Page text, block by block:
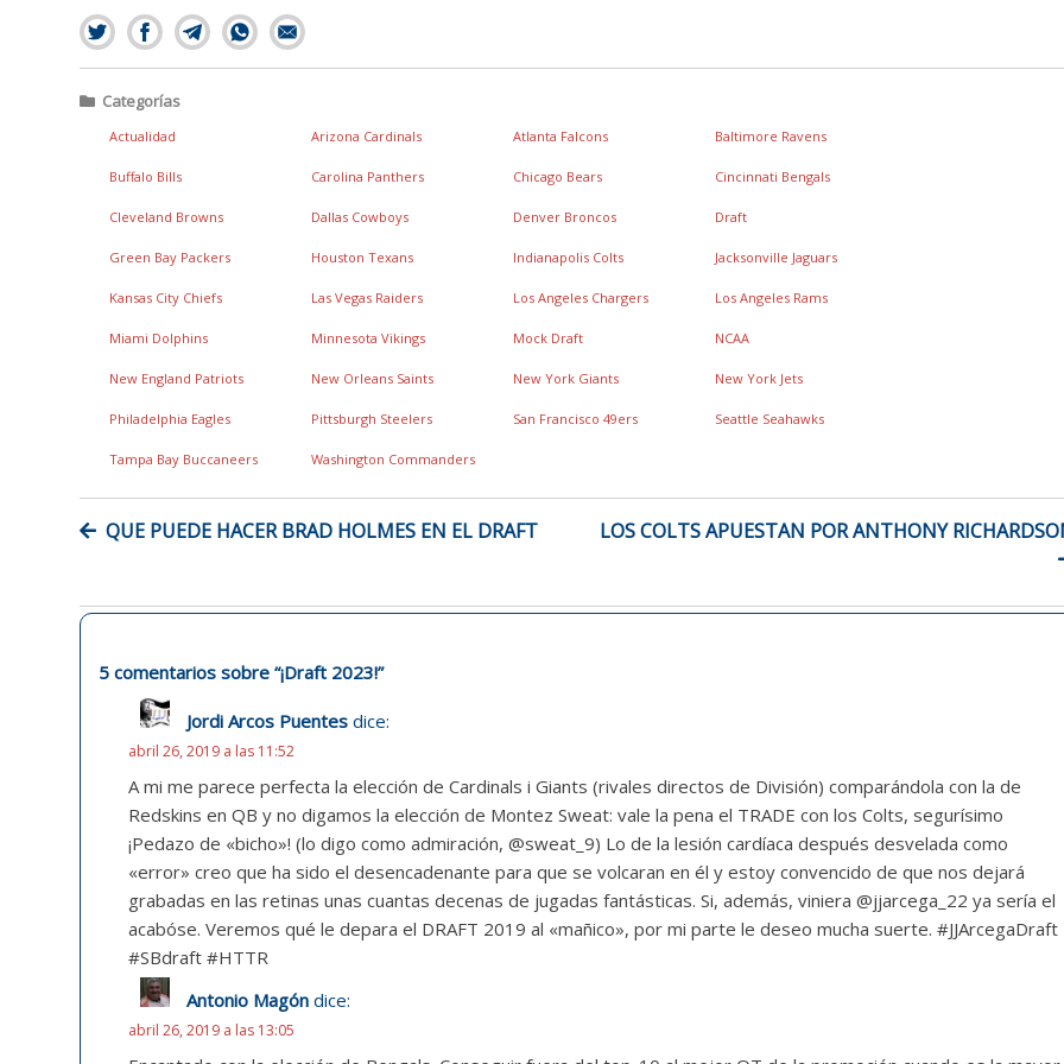
Categorías
Actualidad Arizona Cardinals Atlanta Falcons Baltimore Ravens
Buffalo Bills Carolina Panthers Chicago Bears Cincinnati Bengals
Cleveland Browns Dallas Cowboys Denver Broncos Draft
Green Bay Packers Houston Texans Indianapolis Colts Jacksonville Jaguars
Kansas City Chiefs Las Vegas Raiders Los Angeles Chargers Los Angeles Rams
Miami Dolphins Minnesota Vikings Mock Draft NCAA
New England Patriots New Orleans Saints New York Giants New York Jets
Philadelphia Eagles Pittsburgh Steelers San Francisco 49ers Seattle Seahawks
Tampa Bay Buccaneers Washington Commanders
NAVEGACIÓN
DEQUE PUEDE HACER BRAD HOLMES EN EL DRAFT LOS COLTS APUESTAN POR ANTHONY
5 comentarios sobre “¡Draft 2023!”
Jordi Arcos Puentes dice:
abril 26, 2019 a las 11:52
A mi me parece perfecta la elección de Cardinals i Giants (rivales directos de División) comparándola con la de
Redskins en QB y no digamos la elección de Montez Sweat: vale la pena el TRADE con los Colts, segurísimo
¡Pedazo de «bicho»! (lo digo como admiración, @sweat_9) Lo de la lesión cardíaca después desvelada como
«error» creo que ha sido el desencadenante para que se volcaran en él y estoy convencido de que nos dejará
grabadas en las retinas unas cuantas decenas de jugadas fantásticas. Si, además, viniera @jjarcega_22 ya sería el
acabóse. Veremos qué le depara el DRAFT 2019 al «mañico», por mi parte le deseo mucha suerte. #JJArcegaDraft
#SBdraft #HTTR
Antonio Magón dice:
abril 26, 2019 a las 13:05